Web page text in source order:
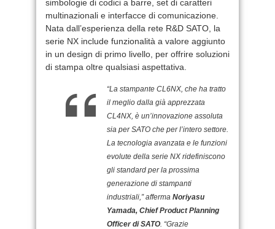
simbologie di codici a barre, set di caratteri
multinazionali e interfacce di comunicazione.
Nata dall’esperienza della rete R&D SATO, la
serie NX include funzionalità a valore aggiunto
in un design di primo livello, per offrire soluzioni
di stampa oltre qualsiasi aspettativa.
“La stampante CL6NX, che ha tratto
il meglio dalla già apprezzata
CL4NX, è un’innovazione assoluta
sia per SATO che per l’intero settore.
La tecnologia avanzata e le funzioni
evolute della serie NX ridefiniscono
gli standard per la prossima
generazione di stampanti
industriali,” afferma Noriyasu
Yamada, Chief Product Planning
Officer di SATO . “Grazie